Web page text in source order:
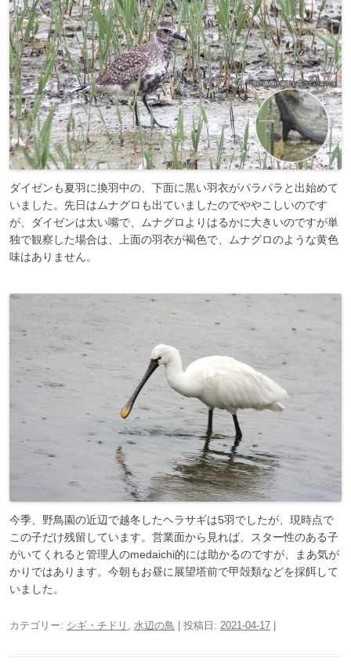
ダイゼンも夏羽に換羽中の、下面に黒い羽衣がパラパラと出始めて
いました。先日はムナグロも出ていましたのでややこしいのです
が、ダイゼンは太い嘴で、ムナグロよりはるかに大きいのですが単
独で観察した場合は、上面の羽衣が褐色で、ムナグロのような黄色
味はありません。
今季、野鳥園の近辺で越冬したヘラサギは5羽でしたが、現時点で
この子だけ残留しています。営業面から見れば、スター性のある子
がいてくれると管理人のmedaichi的には助かるのですが、まあ気が
かりではあります。今朝もお昼に展望塔前で甲殻類などを採餌して
いました。
カテゴリー: シギ・チドリ 水辺の鳥 | 投稿日: 2021-04-17 |